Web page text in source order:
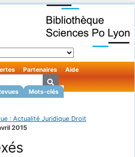
Mots-clés
Partenaires Aide
: Actualité Juridique Droit
2015